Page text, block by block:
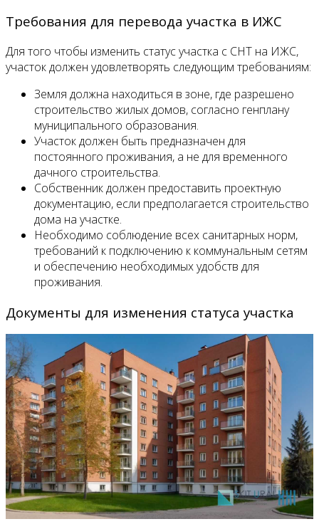
Требования для перевода участка в ИЖС
Для того чтобы изменить статус участка с СНТ на ИЖС,
участок должен удовлетворять следующим требованиям:
Земля должна находиться в зоне, где разрешено
строительство жилых домов, согласно генплану
муниципального образования.
Участок должен быть предназначен для
постоянного проживания, а не для временного
дачного строительства.
Собственник должен предоставить проектную
документацию, если предполагается строительство
дома на участке.
Необходимо соблюдение всех санитарных норм,
требований к подключению к коммунальным сетям
и обеспечению необходимых удобств для
проживания.
Документы для изменения статуса участка